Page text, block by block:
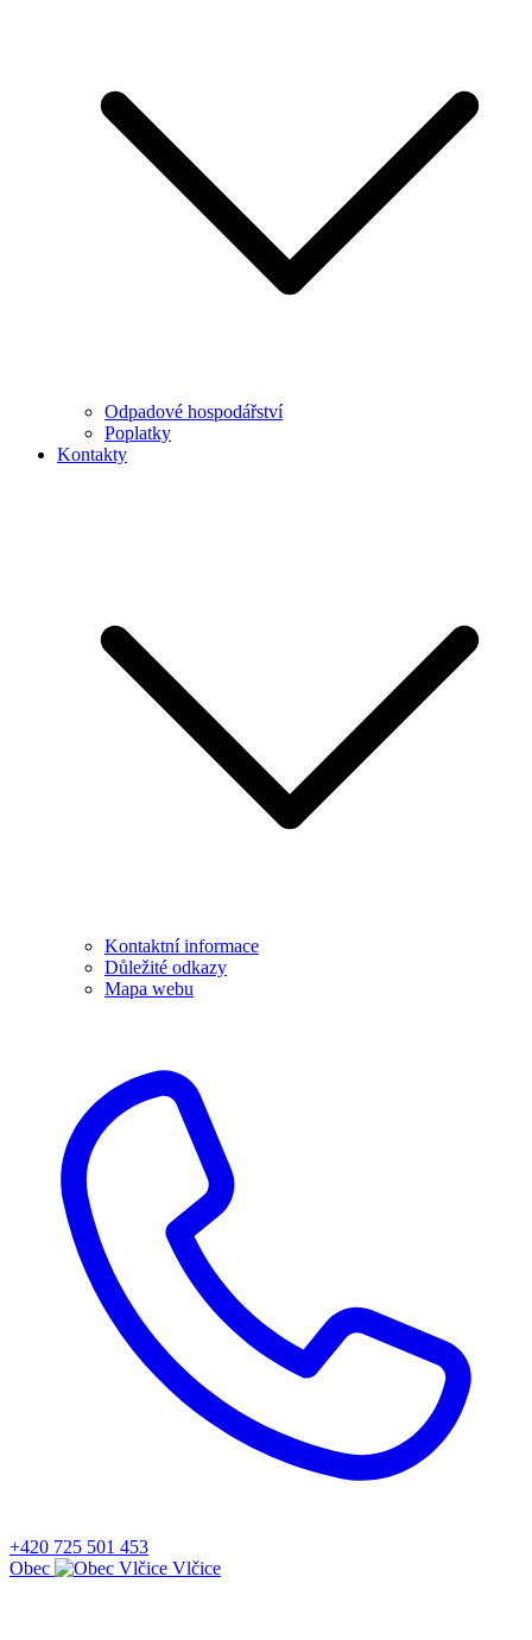
Odpadové hospodářství
Poplatky
Kontakty
Kontaktní informace
Důležité odkazy
Mapa webu
+420 725 501 453
Obec
Vlčice